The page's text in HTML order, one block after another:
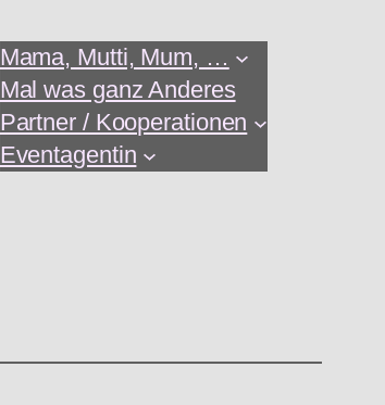
Mama, Mutti, Mum, …
Mal was ganz Anderes
Partner / Kooperationen
Eventagentin